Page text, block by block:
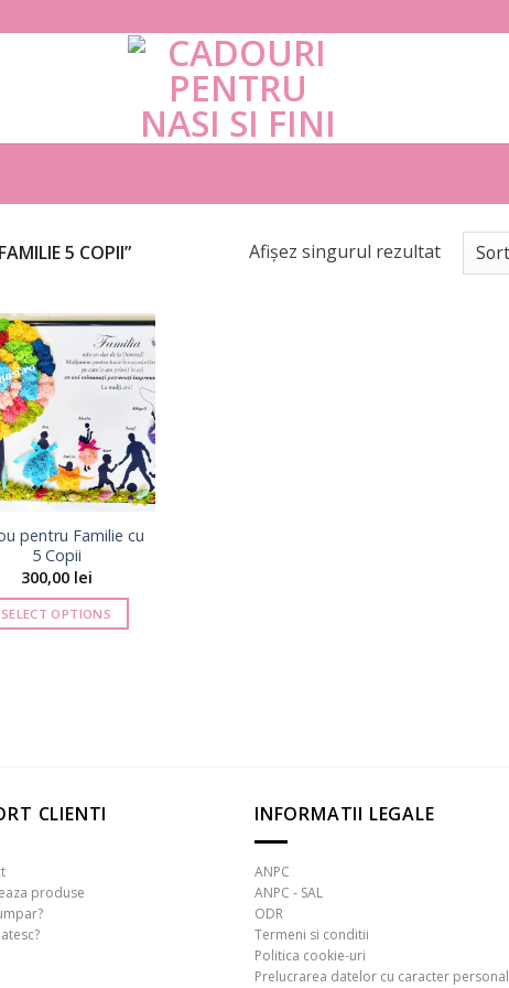
5 COPII” Afișez singurul rezultat
pentru Familie cu
5 Copii
300,00 lei
SELECT OPTIONS
CLIENTI
produse
INFORMATII LEGALE
ANPC
ANPC - SAL
ODR
Termeni si conditii
Politica cookie-uri
Prelucrarea datelor cu caracter personal